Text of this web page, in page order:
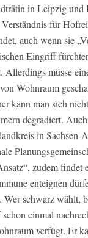
in Leipzig
Verständnis für
auch wenn sie
Eingriff
Allerdings müsse
Wohnraum
kann man sich
degradiert.
in Sachsen-
zudem findet
enteignen
schwarz wählt,
einmal
verfügt. Er